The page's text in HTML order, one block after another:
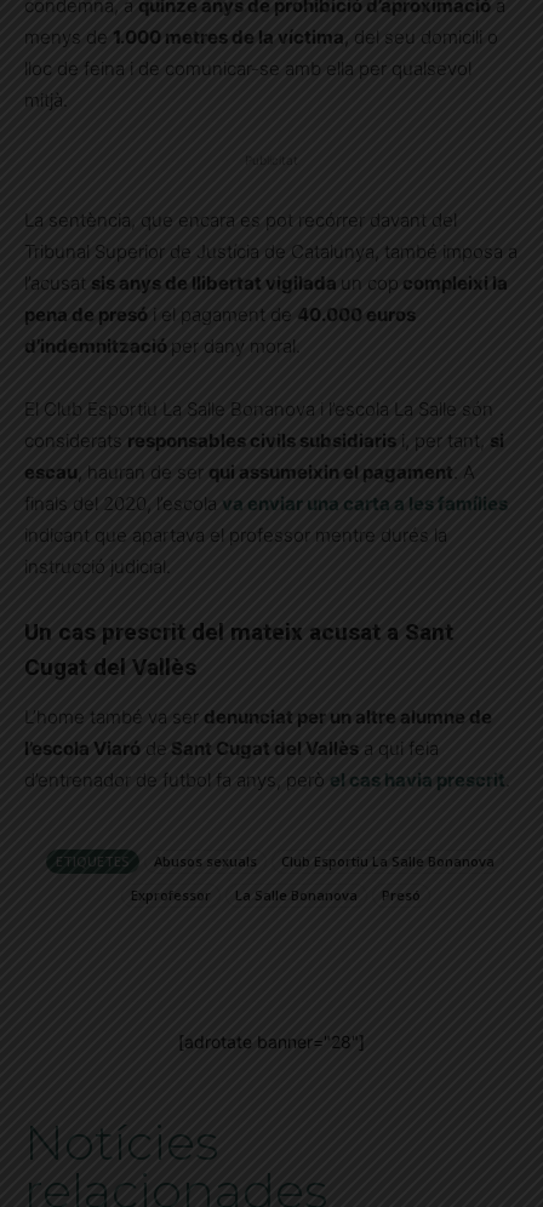
condemna, a quinze anys de prohibició d’aproximació a
menys de 1.000 metres de la víctima, del seu domicili o
lloc de feina i de comunicar-se amb ella per qualsevol
mitjà.
La sentència, que encara es pot recórrer davant del
Tribunal Superior de Justícia de Catalunya, també imposa a
l’acusat sis anys de llibertat vigilada un cop compleixi la
pena de presó i el pagament de 40.000 euros
d’indemnització per dany moral.
El Club Esportiu La Salle Bonanova i l’escola La Salle són
considerats responsables civils subsidiaris i, per tant, si
escau, hauran de ser qui assumeixin el pagament. A
finals del 2020, l’escola va enviar una carta a les famílies
indicant que apartava el professor mentre durés la
instrucció judicial.
Un cas prescrit del mateix acusat a Sant
Cugat del Vallès
L’home també va ser denunciat per un altre alumne de
l’escola Viaró de Sant Cugat del Vallès a qui feia
d’entrenador de futbol fa anys, però el cas havia prescrit
ETIQUETES Abusos sexuals
Club Esportiu La Salle Bonanova
Exprofessor
La Salle Bonanova Presó
[adrotate banner="28"]
Notícies
relacionades